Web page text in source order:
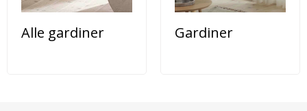
Alle gardiner Gardiner